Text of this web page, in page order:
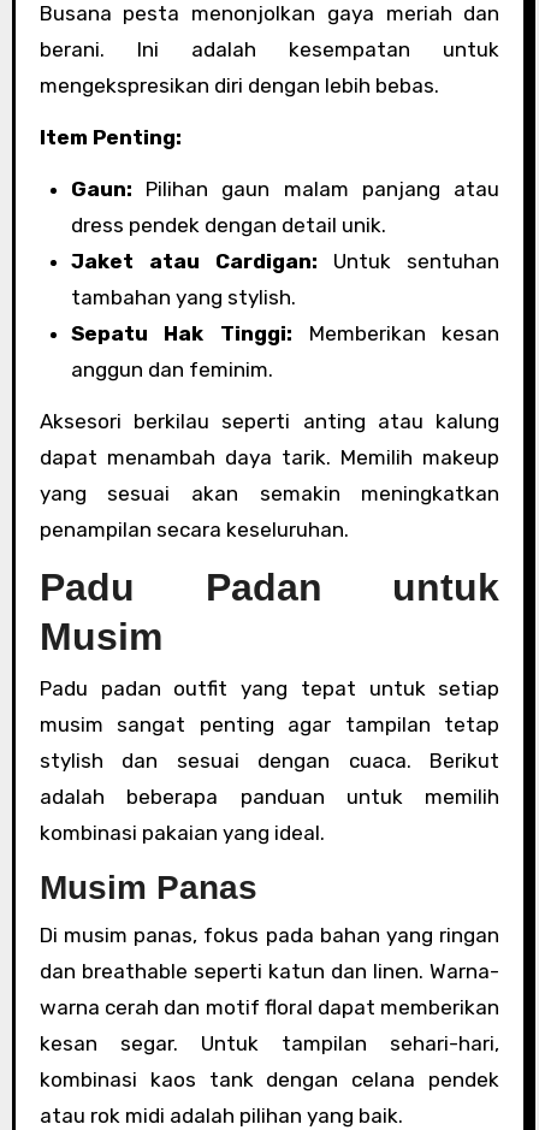
Busana pesta menonjolkan gaya meriah dan
berani. Ini adalah kesempatan untuk
mengekspresikan diri dengan lebih bebas.
Item Penting:
Gaun: Pilihan gaun malam panjang atau
dress pendek dengan detail unik.
Jaket atau Cardigan: Untuk sentuhan
tambahan yang stylish.
Sepatu Hak Tinggi: Memberikan kesan
anggun dan feminim.
Aksesori berkilau seperti anting atau kalung
dapat menambah daya tarik. Memilih makeup
yang sesuai akan semakin meningkatkan
penampilan secara keseluruhan.
Padu Padan untuk
Musim
Padu padan outfit yang tepat untuk setiap
musim sangat penting agar tampilan tetap
stylish dan sesuai dengan cuaca. Berikut
adalah beberapa panduan untuk memilih
kombinasi pakaian yang ideal.
Musim Panas
Di musim panas, fokus pada bahan yang ringan
dan breathable seperti katun dan linen. Warna-
warna cerah dan motif floral dapat memberikan
kesan segar. Untuk tampilan sehari-hari,
kombinasi kaos tank dengan celana pendek
atau rok midi adalah pilihan yang baik.